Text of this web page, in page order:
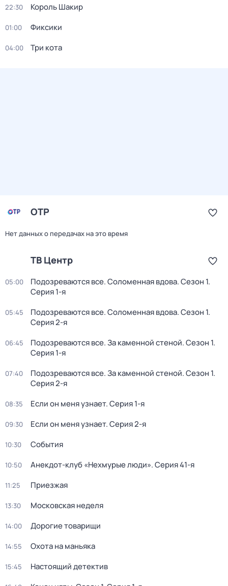
22:30 Король Шакир
01:00 Фиксики
04:00 Три кота
ОТР
Нет данных о передачах на это время
ТВ Центр
05:00 Подозреваются все. Соломенная вдова. Сезон 1.
Серия 1-я
05:45 Подозреваются все. Соломенная вдова. Сезон 1.
Серия 2-я
06:45 Подозреваются все. За каменной стеной. Сезон 1.
Серия 1-я
07:40 Подозреваются все. За каменной стеной. Сезон 1.
Серия 2-я
08:35 Если он меня узнает. Серия 1-я
09:30 Если он меня узнает. Серия 2-я
10:30 События
10:50 Анекдот-клуб «Нехмурые люди». Серия 41-я
11:25 Приезжая
13:30 Московская неделя
14:00 Дорогие товарищи
14:55 Охота на маньяка
15:45 Настоящий детектив